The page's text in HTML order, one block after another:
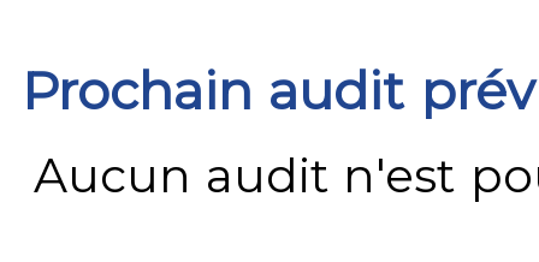
Prochain audit
Aucun audit n'est